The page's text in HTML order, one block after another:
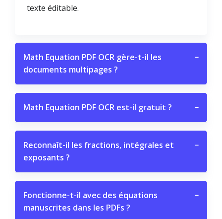
texte éditable.
Math Equation PDF OCR gère-t-il les
documents multipages ?
−
Math Equation PDF OCR est-il gratuit ? −
Reconnaît-il les fractions, intégrales et
exposants ?
−
Fonctionne-t-il avec des équations
manuscrites dans les PDFs ?
−